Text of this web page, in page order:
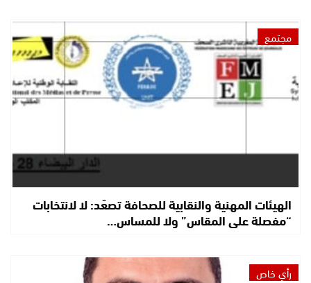
مجتمع
الهيئات المهنية والنقابية للصحافة تصعّد: لا لانتخابات
“مفصلة على المقاس” ولا للمساس…
رأي خاص